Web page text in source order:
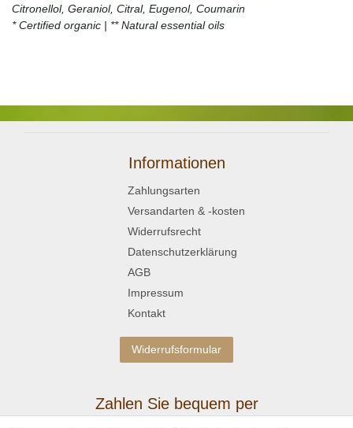
Citronellol, Geraniol, Citral, Eugenol, Coumarin
* Certified organic | ** Natural essential oils
Informationen
Zahlungsarten
Versandarten & -kosten
Widerrufsrecht
Datenschutzerklärung
AGB
Impressum
Kontakt
Widerrufsformular
Zahlen Sie bequem per